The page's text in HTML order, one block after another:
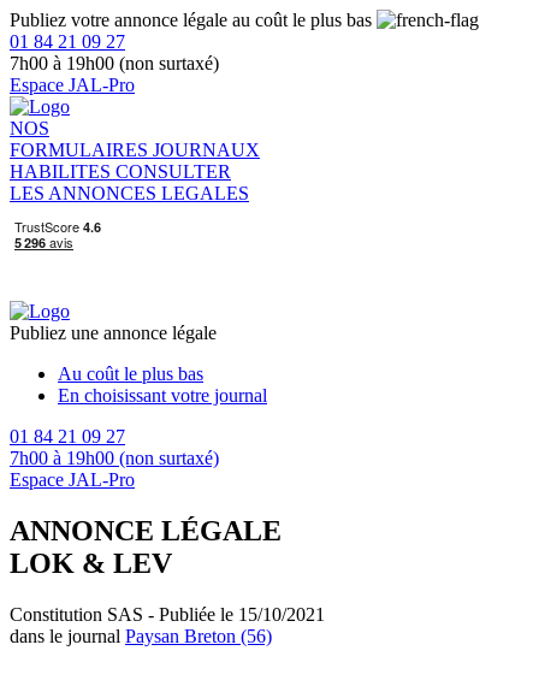
Publiez votre annonce légale au coût le plus bas
01 84 21 09 27
7h00 à 19h00 (non surtaxé)
Espace JAL-Pro
NOS
FORMULAIRES JOURNAUX
HABILITES CONSULTER
LES ANNONCES LEGALES
Publiez une annonce légale
Au coût le plus bas
En choisissant votre journal
01 84 21 09 27
7h00 à 19h00 (non surtaxé)
Espace JAL-Pro
ANNONCE LÉGALE
LOK & LEV
Constitution SAS - Publiée le 15/10/2021
dans le journal Paysan Breton (56)